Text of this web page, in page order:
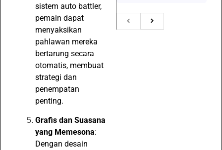
sistem auto battler,
pemain dapat
menyaksikan
pahlawan mereka
bertarung secara
otomatis, membuat
strategi dan
penempatan
penting.
Grafis dan Suasana
yang Memesona:
Dengan desain